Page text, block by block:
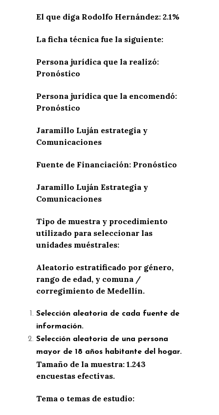
El que diga Rodolfo Hernández: 2.1%
La ficha técnica fue la siguiente:
Persona jurídica que la realizó:
Pronóstico
Persona jurídica que la encomendó:
Pronóstico
Jaramillo Luján estrategia y
Comunicaciones
Fuente de Financiación: Pronóstico
Jaramillo Luján Estrategia y
Comunicaciones
Tipo de muestra y procedimiento
utilizado para seleccionar las
unidades muéstrales:
Aleatorio estratificado por género,
rango de edad, y comuna /
corregimiento de Medellín.
Selección aleatoria de cada fuente de
información.
Selección aleatoria de una persona
mayor de 18 años habitante del hogar.
Tamaño de la muestra: 1.243
encuestas efectivas.
Tema o temas de estudio: